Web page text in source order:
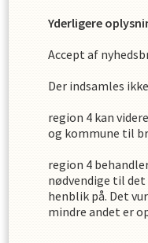
Yderligere
Accept af
Der indsamles
region 4 kan
og kommune til
region 4
nødvendige til
henblik på. Det
mindre andet er